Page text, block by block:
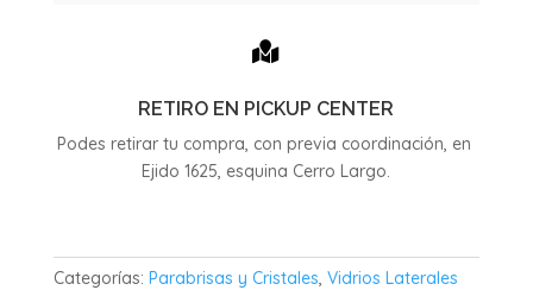

RETIRO EN PICKUP CENTER
Podes retirar tu compra, con previa coordinación, en
Ejido 1625, esquina Cerro Largo.
Categorías: Parabrisas y Cristales, Vidrios Laterales